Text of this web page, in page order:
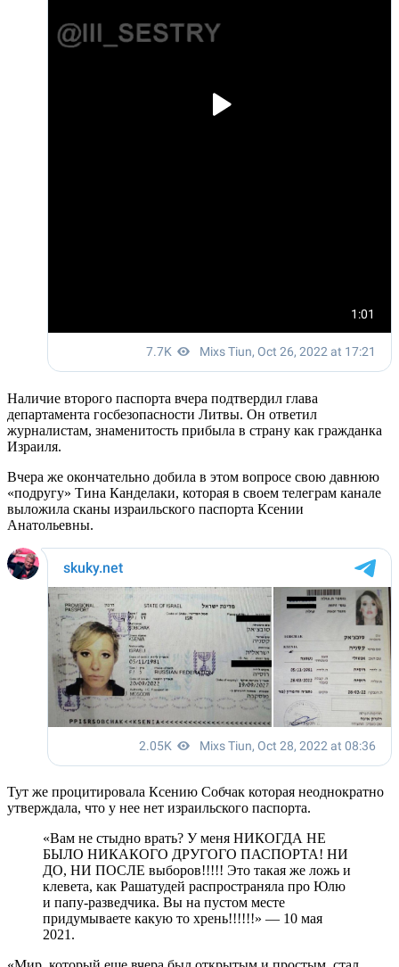
Наличие второго паспорта вчера подтвердил глава
департамента госбезопасности Литвы. Он ответил
журналистам, знаменитость прибыла в страну как гражданка
Израиля.
Вчера же окончательно добила в этом вопросе свою давнюю
«подругу» Тина Канделаки, которая в своем телеграм канале
выложила сканы израильского паспорта Ксении
Анатольевны.
Тут же процитировала Ксению Собчак которая неоднократно
утверждала, что у нее нет израильского паспорта.
«Вам не стыдно врать? У меня НИКОГДА НЕ
БЫЛО НИКАКОГО ДРУГОГО ПАСПОРТА! НИ
ДО, НИ ПОСЛЕ выборов!!!!! Это такая же ложь и
клевета, как Рашатудей распространяла про Юлю
и папу-разведчика. Вы на пустом месте
придумываете какую то хрень!!!!!!» — 10 мая
2021.